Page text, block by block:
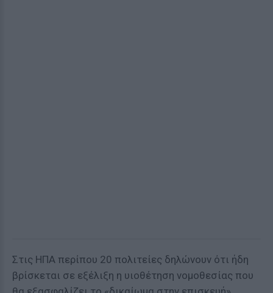
Στις ΗΠΑ περίπου 20 πολιτείες δηλώνουν ότι ήδη
βρίσκεται σε εξέλιξη η υιοθέτηση νομοθεσίας που